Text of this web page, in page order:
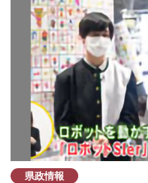
県政情報